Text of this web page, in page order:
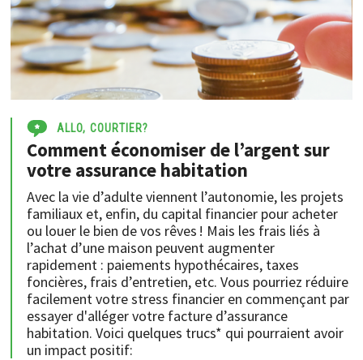
ALLO, COURTIER?
Comment économiser de l’argent sur
votre assurance habitation
Avec la vie d’adulte viennent l’autonomie, les projets
familiaux et, enfin, du capital financier pour acheter
ou louer le bien de vos rêves ! Mais les frais liés à
l’achat d’une maison peuvent augmenter
rapidement : paiements hypothécaires, taxes
foncières, frais d’entretien, etc. Vous pourriez réduire
facilement votre stress financier en commençant par
essayer d'alléger votre facture d’assurance
habitation. Voici quelques trucs* qui pourraient avoir
un impact positif: